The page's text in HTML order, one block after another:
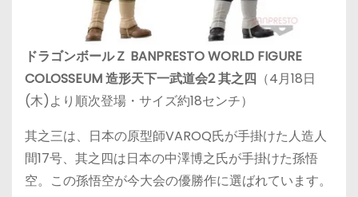
ドラゴンボールＺ BANPRESTO WORLD FIGURE
COLOSSEUM 造形天下一武道会2 其之四 （4月18日
(木)より順次登場・サイズ約18センチ）
其之三は、日本の原型師VAROQ氏が手掛けた人造人
間17号、其之四は日本の中澤博之氏が手掛けた孫悟
空。この孫悟空が今大会の優勝作に選ばれています。